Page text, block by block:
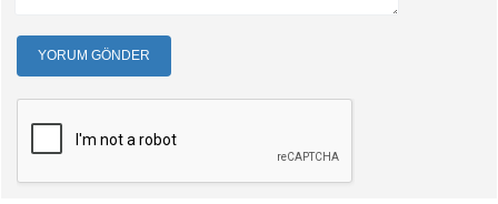
YORUM GÖNDER